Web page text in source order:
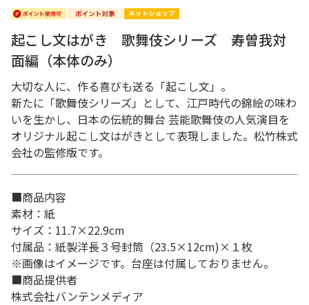
起こし文はがき 歌舞伎シリーズ 寿曽我対
面編（本体のみ）
大切な人に、作る喜びも送る「起こし文」。
新たに「歌舞伎シリーズ」として、江戸時代の錦絵の味わ
いを生かし、日本の伝統的舞台 芸能歌舞伎の人気演目を
オリジナル起こし文はがきとして表現しました。松竹株式
会社の監修版です。
■商品内容
素材：紙
サイズ：11.7×22.9cm
付属品：紙製洋長３号封筒（23.5×12cm)×１枚
※画像はイメージです。台座は付属しておりません。
■商品提供者
株式会社バンテンメディア